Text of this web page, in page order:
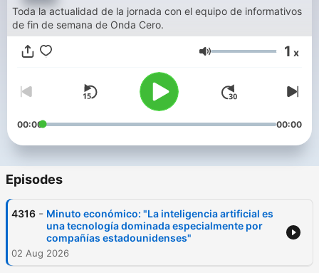
Toda la actualidad de la jornada con el equipo de informativos
de fin de semana de Onda Cero.
Volume 1 x
00:00 00:00
Episodes
4316 - Minuto económico: "La inteligencia artificial es
una tecnología dominada especialmente por
compañías estadounidenses"
02 Aug 2026